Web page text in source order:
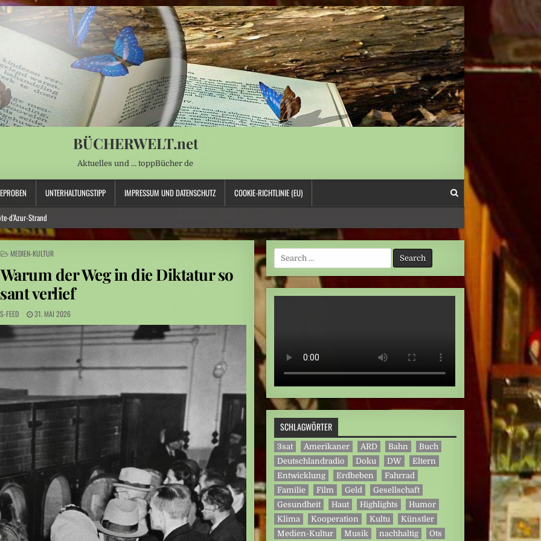
BÜCHERWELT.net
Aktuelles und … toppBücher de
UNTERHALTUNGSTIPP IMPRESSUM UND DATENSCHUTZ COOKIE-RICHTLINIE (EU)
d’Azur-Strand
an Schule
POSTED
MEDIEN-KULTUR
der Weg in die Diktatur so
verlief
FEED 31. MAI 2026
Search
for:
SCHLAGWÖRTER
3sat Amerikaner ARD Bahn
Buch
Deutschlandradio
Doku DW
Eltern
Entwicklung
Erdbeben
Fahrrad
Familie
Film Geld
Gesellschaft
Gesundheit
Haut Highlights
Humor
Klima
Kooperation Kultu
Künstler
Medien-Kultur
Musik nachhaltig
Ots